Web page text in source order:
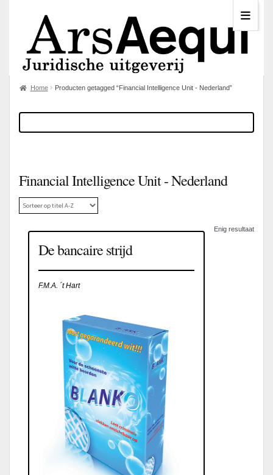
Home Producten getagged “Financial Intelligence Unit - Nederland”
Financial Intelligence Unit - Nederland
Enig resultaat
De bancaire strijd
F.M.A. ´t Hart